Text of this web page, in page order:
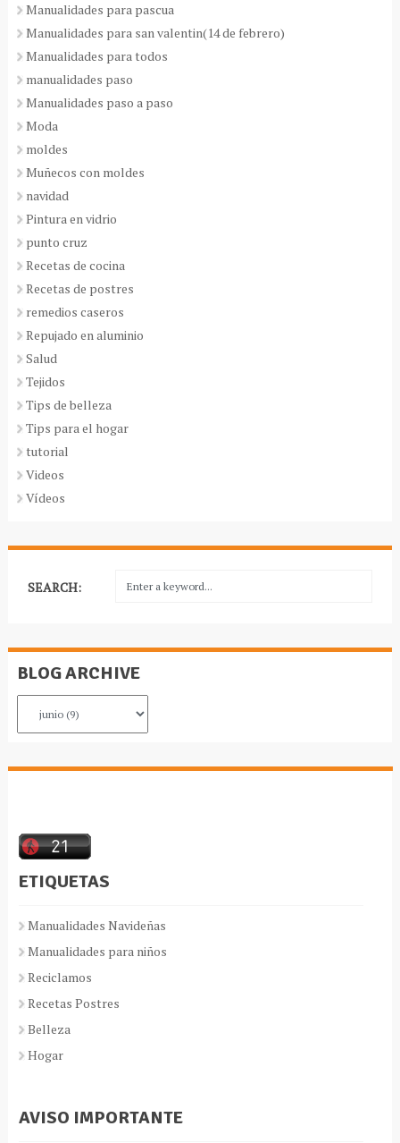
Manualidades para pascua
Manualidades para san valentin(14 de febrero)
Manualidades para todos
manualidades paso
Manualidades paso a paso
Moda
moldes
Muñecos con moldes
navidad
Pintura en vidrio
punto cruz
Recetas de cocina
Recetas de postres
remedios caseros
Repujado en aluminio
Salud
Tejidos
Tips de belleza
Tips para el hogar
tutorial
Videos
Vídeos
SEARCH:
BLOG ARCHIVE
ETIQUETAS
Manualidades Navideñas
Manualidades para niños
Reciclamos
Recetas Postres
Belleza
Hogar
AVISO IMPORTANTE